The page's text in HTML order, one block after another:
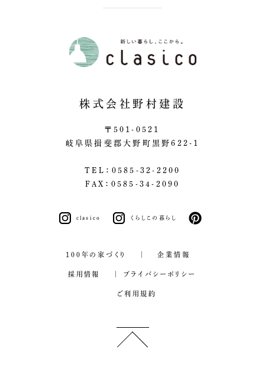
株式会社野村建設
〒501-0521
岐阜県揖斐郡大野町黒野622-1
TEL：0585-32-2200
FAX：0585-34-2090
clasico くらしこの暮らし
100年の家づくり 企業情報
採用情報 プライバシーポリシー
ご利用規約